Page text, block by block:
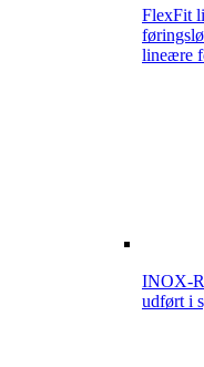
FlexFit
lineære
INOX-
udført i